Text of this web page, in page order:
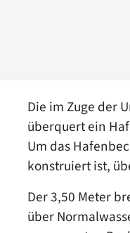
Die im Zuge der
überquert ein
Um das
konstruiert ist,
Der 3,50 Meter
über